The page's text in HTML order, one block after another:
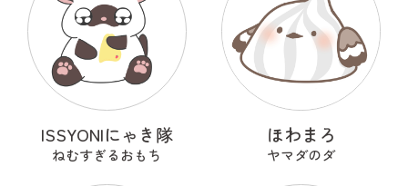
ISSYONIにゃき隊
ねむすぎるおもち
ほわまろ
ヤマダのダ